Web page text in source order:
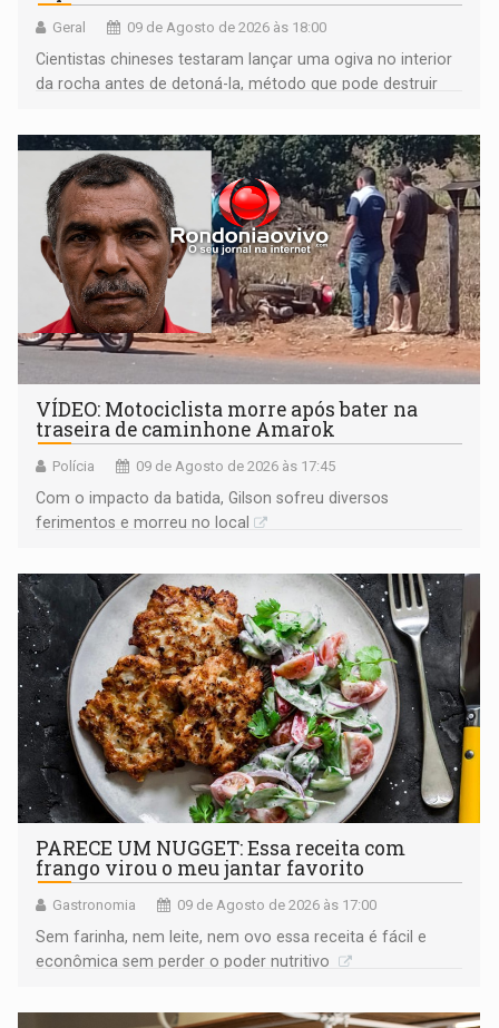
Geral 09 de Agosto de 2026 às 18:00
Cientistas chineses testaram lançar uma ogiva no interior
da rocha antes de detoná-la, método que pode destruir
VÍDEO: Motociclista morre após bater na
traseira de caminhone Amarok
Polícia 09 de Agosto de 2026 às 17:45
​Com o impacto da batida, Gilson sofreu diversos
ferimentos e morreu no local
PARECE UM NUGGET: Essa receita com
frango virou o meu jantar favorito
Gastronomia 09 de Agosto de 2026 às 17:00
Sem farinha, nem leite, nem ovo essa receita é fácil e
econômica sem perder o poder nutritivo